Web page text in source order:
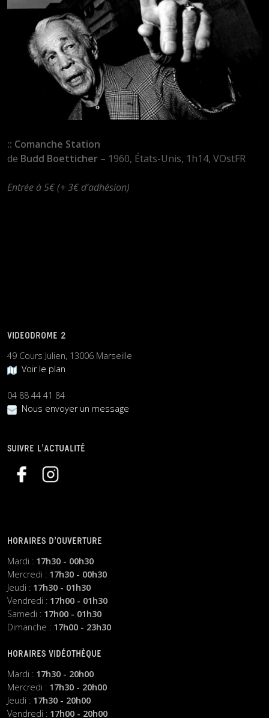
:: Comanche Station
de Budd Boetticher – 1960, États-Unis, 1h14, VOstFR
Entrée à 5€ (+ 3€ d’adhésion)
VIDEODROME 2
49 Cours Julien, 13006 Marseille
Voir le plan
04 88 44 41 84
Nous envoyer un message
SUIVRE L’ACTUALITÉ
HORAIRES D’OUVERTURE
Mardi : 17h30 - 00h30
Mercredi : 17h30 - 00h30
Jeudi : 17h30 - 01h30
Vendredi : 17h00 - 01h30
Samedi : 17h00 - 01h30
Dimanche : 17h00 - 23h30
HORAIRES VIDÉOTHÈQUE
Mardi : 17h30 - 20h00
Mercredi : 17h30 - 20h00
Jeudi : 17h30 - 20h00
Vendredi : 17h00 - 20h00